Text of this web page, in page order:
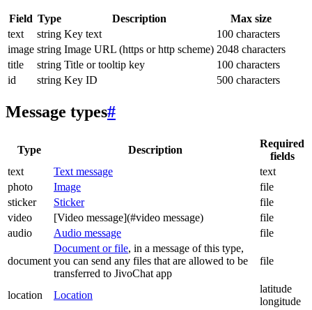
Field Type Description
Max size
text
string Key text
100 characters
image string Image URL (https or http scheme) 2048 characters
title
string Title or tooltip key
100 characters
id
string Key ID 500 characters
Message types#
Type Description
Required
fields
text
Text message
text
photo
Image
file
sticker
Sticker
file
video
[Video message](#video message)
file
audio
Audio message file
document
Document or file, in a message of this type,
you can send any files that are allowed to be
transferred to JivoChat app
file
location Location
latitude
longitude